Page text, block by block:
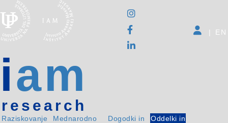
iam
research
Raziskovanje
Mednarodno
Dogodki in
Oddelki in
| EN